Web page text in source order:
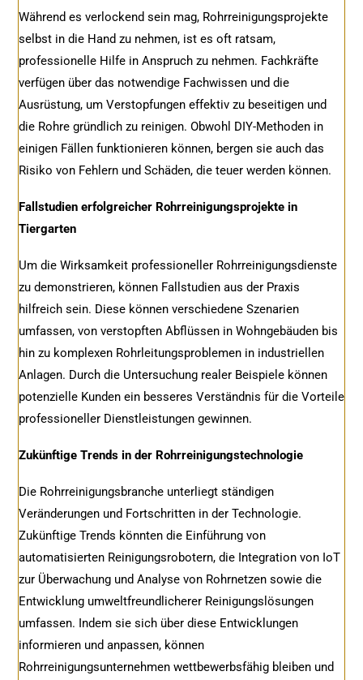
Während es verlockend sein mag, Rohrreinigungsprojekte
selbst in die Hand zu nehmen, ist es oft ratsam,
professionelle Hilfe in Anspruch zu nehmen. Fachkräfte
verfügen über das notwendige Fachwissen und die
Ausrüstung, um Verstopfungen effektiv zu beseitigen und
die Rohre gründlich zu reinigen. Obwohl DIY-Methoden in
einigen Fällen funktionieren können, bergen sie auch das
Risiko von Fehlern und Schäden, die teuer werden können.
Fallstudien erfolgreicher Rohrreinigungsprojekte in
Tiergarten
Um die Wirksamkeit professioneller Rohrreinigungsdienste
zu demonstrieren, können Fallstudien aus der Praxis
hilfreich sein. Diese können verschiedene Szenarien
umfassen, von verstopften Abflüssen in Wohngebäuden bis
hin zu komplexen Rohrleitungsproblemen in industriellen
Anlagen. Durch die Untersuchung realer Beispiele können
potenzielle Kunden ein besseres Verständnis für die Vorteile
professioneller Dienstleistungen gewinnen.
Zukünftige Trends in der Rohrreinigungstechnologie
Die Rohrreinigungsbranche unterliegt ständigen
Veränderungen und Fortschritten in der Technologie.
Zukünftige Trends könnten die Einführung von
automatisierten Reinigungsrobotern, die Integration von IoT
zur Überwachung und Analyse von Rohrnetzen sowie die
Entwicklung umweltfreundlicherer Reinigungslösungen
umfassen. Indem sie sich über diese Entwicklungen
informieren und anpassen, können
Rohrreinigungsunternehmen wettbewerbsfähig bleiben und